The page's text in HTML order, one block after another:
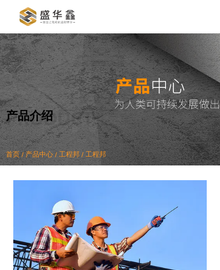
产品中心
首页/产品中心 /工程邦 /工程邦
产品介绍
首页/产品中心 /工程邦 / 工程邦